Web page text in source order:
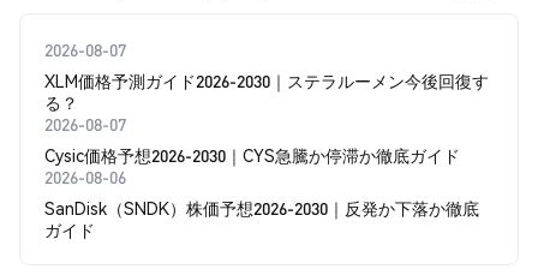
2026-08-07
XLM価格予測ガイド2026-2030｜ステラルーメン今後回復す
る？
2026-08-07
Cysic価格予想2026-2030｜CYS急騰か停滞か徹底ガイド
2026-08-06
SanDisk（SNDK）株価予想2026-2030｜反発か下落か徹底
ガイド